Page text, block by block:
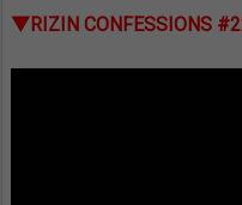
▼RIZIN CONFESSIONS